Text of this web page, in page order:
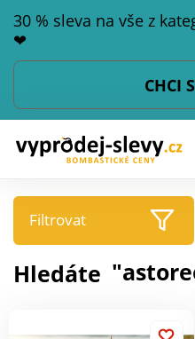
30 % sleva na vše z
❤
CHCI
Filtrovat
Hledáte